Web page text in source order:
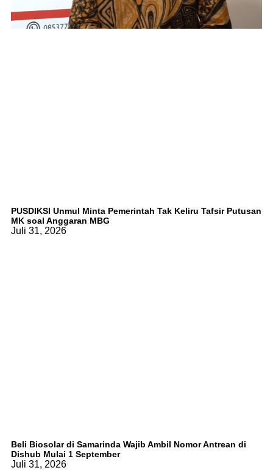
PUSDIKSI Unmul Minta Pemerintah Tak Keliru Tafsir Putusan
MK soal Anggaran MBG
Juli 31, 2026
Beli Biosolar di Samarinda Wajib Ambil Nomor Antrean di
Dishub Mulai 1 September
Juli 31, 2026